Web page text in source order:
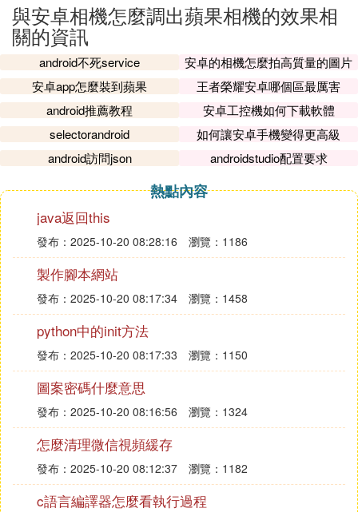
經歷了重重苦難，最後拍出來的照片可得注意注意保
存呀，要是真的不小心刪除了珍貴的成片，也不用太
著急，我再給你一顆"後悔葯"，在華為手機應用市場
里，我們可以找到【手機數據恢復精靈】，通過它的
照片恢復功能呢，我們可以輕輕鬆鬆的恢復喲！
上述是心得，那麼這第四點可就是拍照的大招了，不
會拍照也記不住這些實用功能，沒關系，我們可以開
啟華為手機中的【AI智能大師】，它可以幫助我們只
能識別出拍攝對象，還能自動切換到最合適的模式中
去，比如我們在晚上打開相機拍照，它就會自動切換
到夜間模式！這招是不是最實用的？
好啦，那麼以上就是本期分享的內容啦，如果你在拍
照上面有什麼不懂或者是不理解的方面，可以在評論
區中留言詢問喲！筆者一定知無不言~
『貳』 請問安卓手機有什麼軟體拍出來能
和蘋果原相機一樣，或者濾鏡也行，只要拍
與安卓相機怎麼調出蘋果相機的效果相
關的資訊
android不死service
安卓的相機怎麼拍高質量的圖片
安卓app怎麼裝到蘋果
王者榮耀安卓哪個區最厲害
android推薦教程
安卓工控機如何下載軟體
selectorandroid
如何讓安卓手機變得更高級
android訪問json
androidstudio配置要求
熱點內容
java返回this
發布：2025-10-20 08:28:16 瀏覽：1186
製作腳本網站
發布：2025-10-20 08:17:34 瀏覽：1458
python中的init方法
發布：2025-10-20 08:17:33 瀏覽：1150
圖案密碼什麼意思
發布：2025-10-20 08:16:56 瀏覽：1324
怎麼清理微信視頻緩存
發布：2025-10-20 08:12:37 瀏覽：1182
c語言編譯器怎麼看執行過程